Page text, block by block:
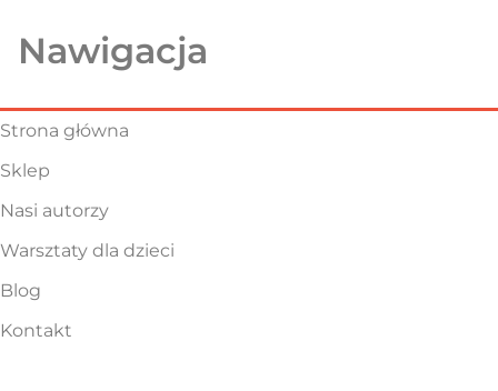
Nawigacja
Strona główna
Sklep
Nasi autorzy
Warsztaty dla dzieci
Blog
Kontakt